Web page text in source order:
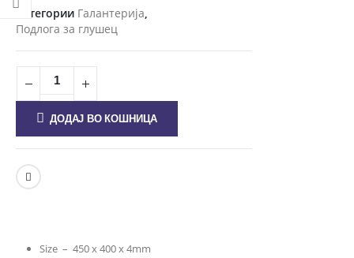
Категории Галантерија,
Подлога за глушец
ДОДАЈ ВО КОШНИЦА
Size – 450 x 400 x 4mm